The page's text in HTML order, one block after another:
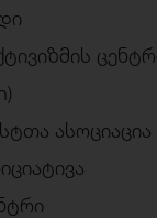
ასოციაცია